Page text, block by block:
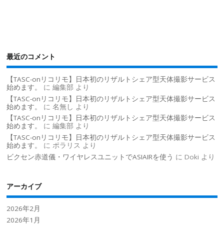
最近のコメント
【TASC-onリコリモ】日本初のリザルトシェア型天体撮影サービス
始めます。
に編集部 より
【TASC-onリコリモ】日本初のリザルトシェア型天体撮影サービス
始めます。
に名無し より
【TASC-onリコリモ】日本初のリザルトシェア型天体撮影サービス
始めます。
に編集部 より
【TASC-onリコリモ】日本初のリザルトシェア型天体撮影サービス
始めます。
にポラリス より
ビクセン赤道儀・ワイヤレスユニットでASIAIRを使う に Doki より
アーカイブ
2026年2月
2026年1月